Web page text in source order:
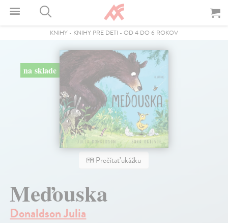
KNIHY - KNIHY PRE DETI - OD 4 DO 6 ROKOV
na sklade
Prečítať ukážku
Meďouska
Donaldson Julia